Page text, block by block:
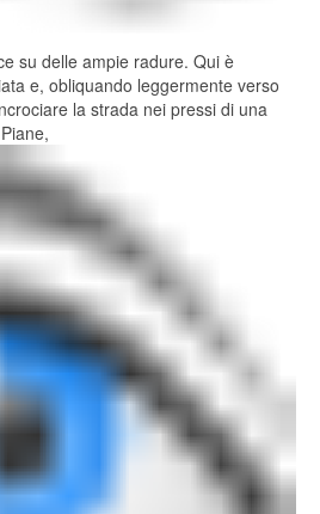
su delle ampie radure. Qui è
e, obliquando leggermente verso
la strada nei pressi di una